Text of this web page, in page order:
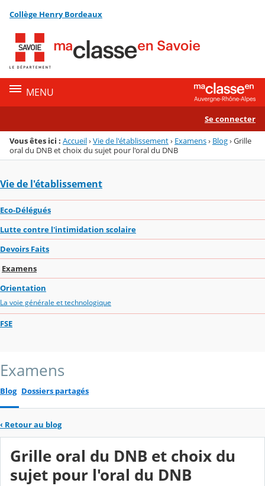
Menu de la rubrique
Contenu
Collège Henry Bordeaux
MENU
Se connecter
Vous êtes ici : Accueil›Vie de l'établissement› Examens› Blog›Grille
oral du DNB et choix du sujet pour l'oral du DNB
Vie de l'établissement
Eco-Délégués
Lutte contre l'intimidation scolaire
Devoirs Faits
Examens
Orientation
La voie générale et technologique
FSE
Examens
Blog Dossiers partagés
‹ Retour au blog
Grille oral du DNB et choix du
sujet pour l'oral du DNB